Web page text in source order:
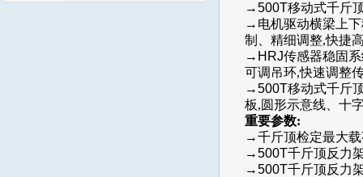
→500T移动式千斤
→ 电机驱动横梁上
制、精细调整,快捷
→HRJ传感器稳固
可调吊环,快速调整
→500T移动式千斤
板,圆形示意线、十
重要参数:
→千斤顶检定最大
→500T千斤顶反力
→500T千斤顶反力